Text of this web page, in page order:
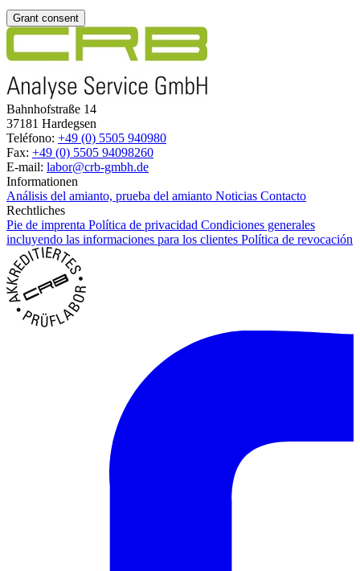
Grant consent
Bahnhofstraße 14
37181 Hardegsen
Teléfono: +49 (0) 5505 940980
Fax: +49 (0) 5505 94098260
E-mail: labor@crb-gmbh.de
Informationen
Análisis del amianto, prueba del amianto Noticias Contacto
Rechtliches
Pie de imprenta Política de privacidad Condiciones generales
incluyendo las informaciones para los clientes Política de revocación